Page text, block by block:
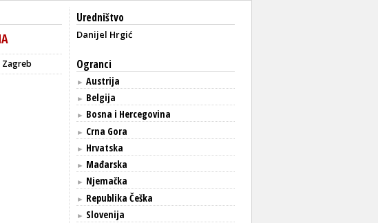
Zagreb
Uredništvo
Danijel Hrgić
Ogranci
► Austrija
► Belgija
► Bosna i Hercegovina
► Crna Gora
► Hrvatska
► Mađarska
► Njemačka
► Republika Češka
► Slovenija